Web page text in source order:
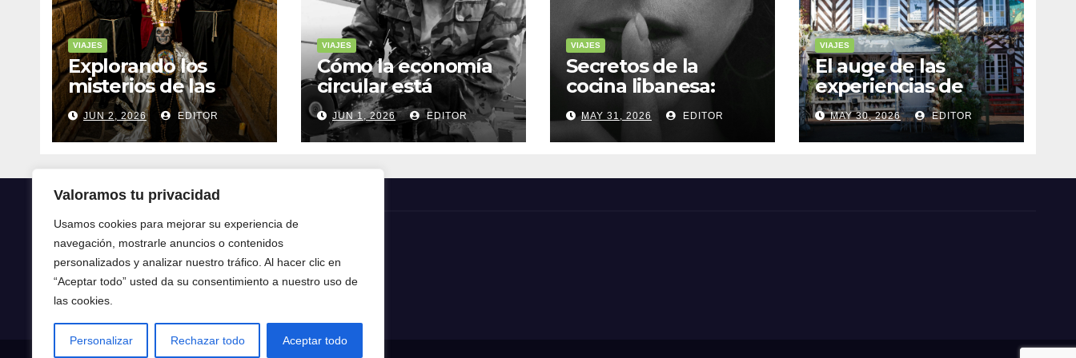
Valoramos tu privacidad
Usamos cookies para mejorar su experiencia de
navegación, mostrarle anuncios o contenidos
personalizados y analizar nuestro tráfico. Al hacer clic en
“Aceptar todo” usted da su consentimiento a nuestro uso de
las cookies.
Personalizar Rechazar todo Aceptar todo
VIAJES
Explorando los
misterios de las
ruinas mayas en la
selva de Yucatán
JUN 2, 2026 EDITOR
VIAJES
Cómo la economía
circular está
transformando la
moda sostenible
JUN 1, 2026 EDITOR
VIAJES
Secretos de la
cocina libanesa:
sabores que
cuentan historias
MAY 31, 2026 EDITOR
VIAJES
El auge de las
experiencias de
realidad aumentada
en el turismo
MAY 30, 2026 EDITOR
Crónica24
Crónica 24